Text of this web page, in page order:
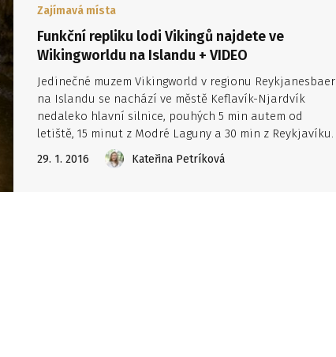
Zajímavá místa
Funkční repliku lodi Vikingů najdete ve
Wikingworldu na Islandu + VIDEO
Jedinečné muzem Vikingworld v regionu Reykjanesbaer
na Islandu se nachází ve městě Keflavík-Njardvík
nedaleko hlavní silnice, pouhých 5 min autem od
letiště, 15 minut z Modré Laguny a 30 min z Reykjavíku.
29. 1. 2016 Kateřina Petríková